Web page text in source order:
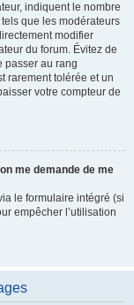
indiquent le nombre
que les modérateurs
modifier
du forum. Évitez de
passer au rang
rarement tolérée et un
votre compteur de
me demande de me
le formulaire intégré (si
empêcher l’utilisation